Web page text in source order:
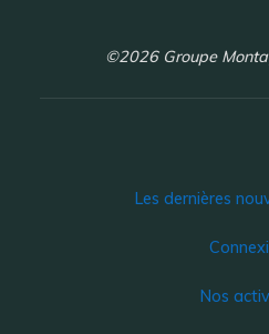
©2026 Groupe
Les dernières
Nos